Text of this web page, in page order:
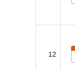
12